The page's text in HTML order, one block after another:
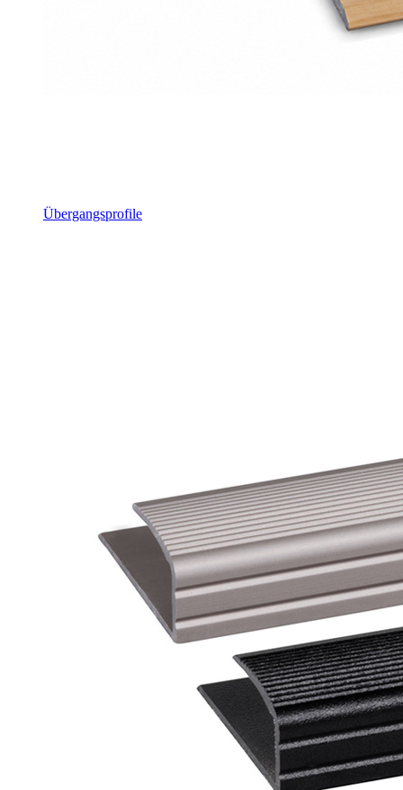
Übergangsprofile